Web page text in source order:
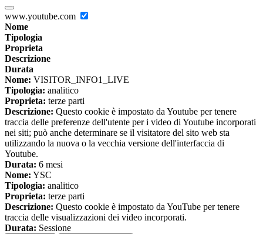
www.youtube.com
Nome
Tipologia
Proprieta
Descrizione
Durata
Nome: VISITOR_INFO1_LIVE
Tipologia: analitico
Proprieta: terze parti
Descrizione: Questo cookie è impostato da Youtube per tenere
traccia delle preferenze dell'utente per i video di Youtube incorporati
nei siti; può anche determinare se il visitatore del sito web sta
utilizzando la nuova o la vecchia versione dell'interfaccia di
Youtube.
Durata: 6 mesi
Nome: YSC
Tipologia: analitico
Proprieta: terze parti
Descrizione: Questo cookie è impostato da YouTube per tenere
traccia delle visualizzazioni dei video incorporati.
Durata: Sessione